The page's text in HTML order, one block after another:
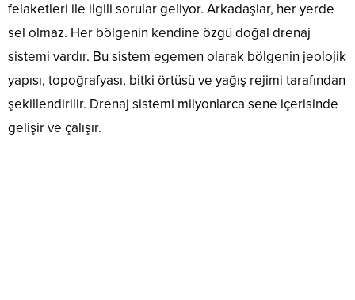
felaketleri ile ilgili sorular geliyor. Arkadaşlar, her yerde
sel olmaz. Her bölgenin kendine özgü doğal drenaj
sistemi vardır. Bu sistem egemen olarak bölgenin jeolojik
yapısı, topoğrafyası, bitki örtüsü ve yağış rejimi tarafından
şekillendirilir. Drenaj sistemi milyonlarca sene içerisinde
gelişir ve çalışır.